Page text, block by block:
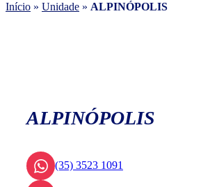
Início » Unidade » ALPINÓPOLIS
ALPINÓPOLIS
(35) 3523 1091